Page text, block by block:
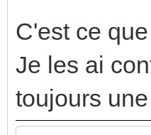
C'est ce
Je les ai
toujours